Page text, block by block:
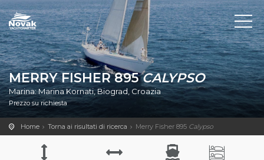
MERRY FISHER 895CALYPSO
Marina: Marina Kornati, Biograd, Croazia
Prezzo su richiesta
Home Torna ai risultati di ricerca Merry Fisher 895 Calypso